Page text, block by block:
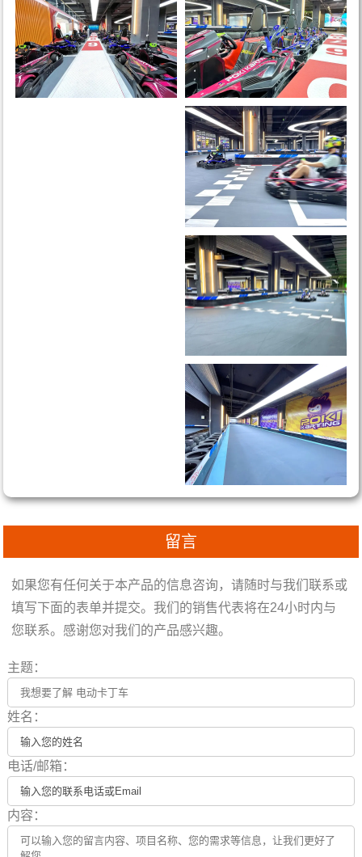
留言
如果您有任何关于本产品的信息咨询，请随时与我们联系或
填写下面的表单并提交。我们的销售代表将在24小时内与
您联系。感谢您对我们的产品感兴趣。
主题：
姓名：
电话/邮箱：
内容：